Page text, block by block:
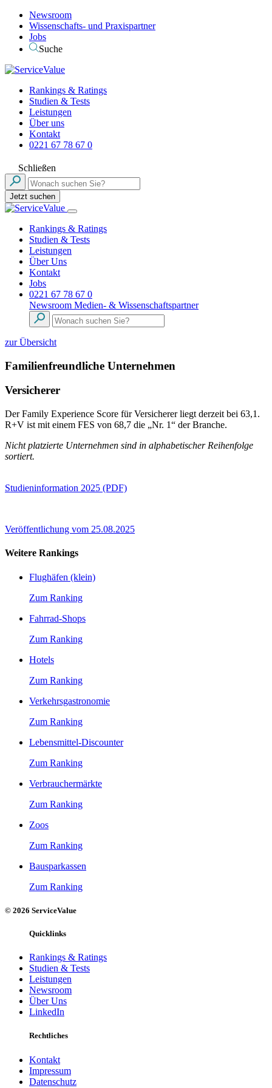
Newsroom
Wissenschafts- und Praxispartner
Jobs
Suche
Rankings & Ratings
Studien & Tests
Leistungen
Über uns
Kontakt
0221 67 78 67 0
Schließen
Jetzt suchen
Rankings & Ratings
Studien & Tests
Leistungen
Über Uns
Kontakt
Jobs
0221 67 78 67 0
Newsroom Medien- & Wissenschaftspartner
zur Übersicht
Familienfreundliche Unternehmen
Versicherer
Der Family Experience Score für Versicherer liegt derzeit bei 63,1.
R+V ist mit einem FES von 68,7 die „Nr. 1“ der Branche.
Nicht platzierte Unternehmen sind in alphabetischer Reihenfolge
sortiert.
Studieninformation 2025 (PDF)
Veröffentlichung vom 25.08.2025
Weitere Rankings
Flughäfen (klein)
Zum Ranking
Fahrrad-Shops
Zum Ranking
Hotels
Zum Ranking
Verkehrsgastronomie
Zum Ranking
Lebensmittel-Discounter
Zum Ranking
Verbrauchermärkte
Zum Ranking
Zoos
Zum Ranking
Bausparkassen
Zum Ranking
© 2026 ServiceValue
Quicklinks
Rankings & Ratings
Studien & Tests
Leistungen
Newsroom
Über Uns
LinkedIn
Rechtliches
Kontakt
Impressum
Datenschutz